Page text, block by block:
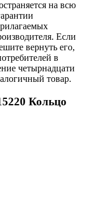
на всю
Если
вернуть его,
в
четырнадцати
товар.
Кольцо